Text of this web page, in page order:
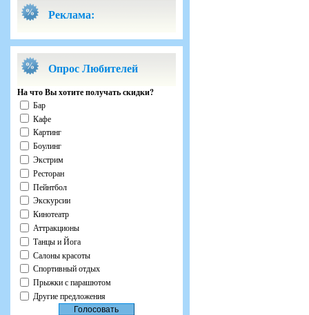
Реклама:
Опрос Любителей
На что Вы хотите получать скидки?
Бар
Кафе
Картинг
Боулинг
Экстрим
Ресторан
Пейнтбол
Экскурсии
Кинотеатр
Аттракционы
Танцы и Йога
Салоны красоты
Спортивный отдых
Прыжки с парашютом
Другие предложения